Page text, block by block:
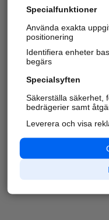
Specialfunktioner
Använda exakta
positionering
Identifiera enheter
begärs
Specialsyften
Säkerställa säkerhet,
bedrägerier samt
Leverera och visa